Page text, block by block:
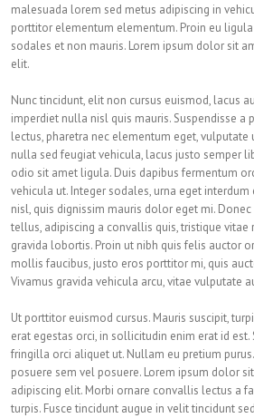
malesuada lorem sed metus adipiscing in
porttitor elementum elementum. Proin eu
sodales et non mauris. Lorem ipsum dolor sit
elit.
Nunc tincidunt, elit non cursus euismod, lacus
imperdiet nulla nisl quis mauris. Suspendisse a
lectus, pharetra nec elementum eget, vulputate
nulla sed feugiat vehicula, lacus justo semper
odio sit amet ligula. Duis dapibus fermentum
vehicula ut. Integer sodales, urna eget
nisl, quis dignissim mauris dolor eget mi.
tellus, adipiscing a convallis quis, tristique
gravida lobortis. Proin ut nibh quis felis auctor
mollis faucibus, justo eros porttitor mi, quis
Vivamus gravida vehicula arcu, vitae vulputate
Ut porttitor euismod cursus. Mauris suscipit,
erat egestas orci, in sollicitudin enim erat id est.
fringilla orci aliquet ut. Nullam eu pretium
posuere sem vel posuere. Lorem ipsum dolor
adipiscing elit. Morbi ornare convallis lectus a
turpis. Fusce tincidunt augue in velit tincidunt